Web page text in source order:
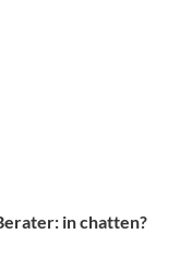
in chatten?